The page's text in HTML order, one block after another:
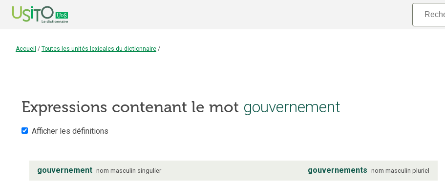
Accueil / Toutes les unités lexicales du dictionnaire /
Expressions contenant le mot gouvernement
Afficher les définitions
gouvernement nom masculin singulier gouvernements nom masculin pluriel